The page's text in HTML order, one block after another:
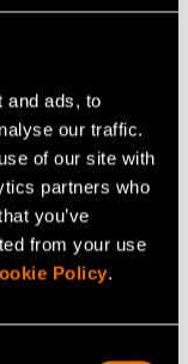
and ads, to
our traffic.
of our site with
partners who
you’ve
from your use
Policy.
tutkimusportaalissa